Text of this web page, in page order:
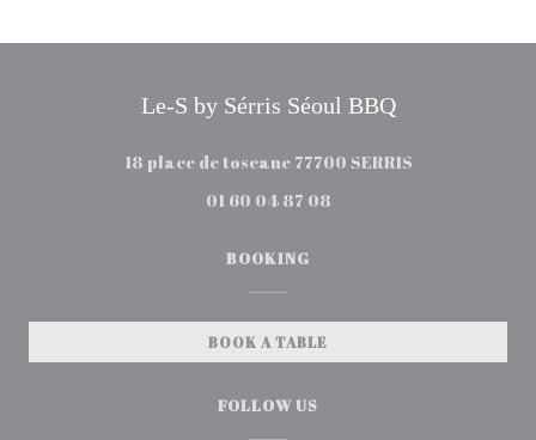
Le-S by Sérris Séoul BBQ
18 place de toscane 77700 SERRIS((opens in a
01 60 04 87 08
BOOKING
BOOK A TABLE
FOLLOW US